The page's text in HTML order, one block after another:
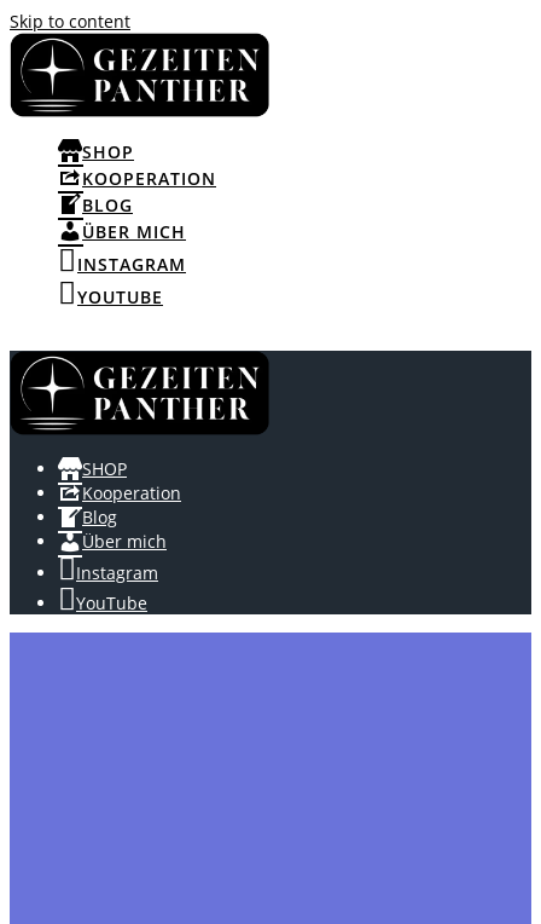
Skip to content
SHOP
KOOPERATION
BLOG
ÜBER MICH
INSTAGRAM
YOUTUBE
SHOP
Kooperation
Blog
Über mich
Instagram
YouTube